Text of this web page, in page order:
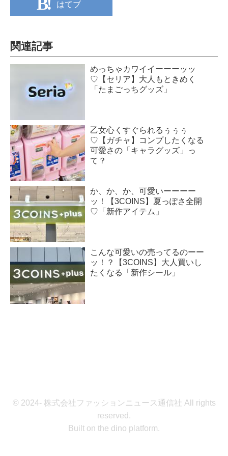
はてブ
関連記事
めっちゃカワイイーーーッッ
♡【セリア】大人もときめく
「たまごっちグッズ」
乙女心くすぐられるぅぅぅ
♡【ガチャ】コンプしたくなる
可愛さの「キャラグッズ」っ
て？
か、か、か、可愛いーーーー
ッ！【3COINS】夏っぽさ全開
♡「新作アイテム」
こんな可愛いの売ってるのーー
ッ！？【3COINS】大人買いし
たくなる「新作シール」
© 2024- 株式会社ファッションニュース通信社 All rights
reserved.
Built on the dino platform.